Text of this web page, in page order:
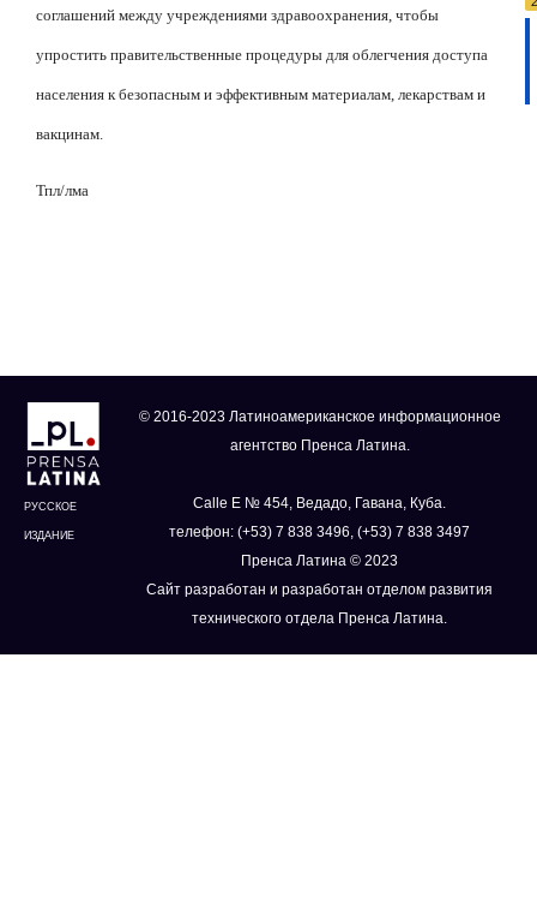
соглашений между учреждениями здравоохранения, чтобы
упростить правительственные процедуры для облегчения доступа
населения к безопасным и эффективным материалам, лекарствам и
вакцинам.
Тпл/лма
РУССКОЕ
ИЗДАНИЕ
© 2016-2023 Латиноамериканское информационное
агентство Пренса Латина.
Calle E № 454, Ведадо, Гавана, Куба.
телефон: (+53) 7 838 3496, (+53) 7 838 3497
Пренса Латина © 2023
Сайт разработан и разработан отделом развития
технического отдела Пренса Латина.